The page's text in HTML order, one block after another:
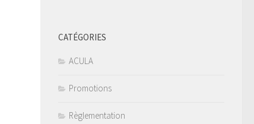
CATÉGORIES
ACULA
Promotions
Règlementation